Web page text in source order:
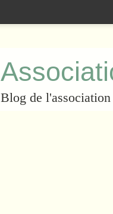
Blog de